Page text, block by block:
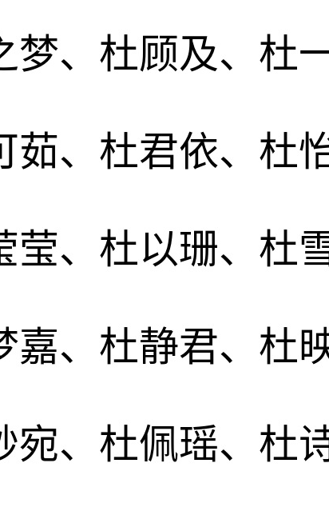
梦、杜顾及、杜
茹、杜君依、杜
莹、杜以珊、杜
嘉、杜静君、杜
宛、杜佩瑶、杜